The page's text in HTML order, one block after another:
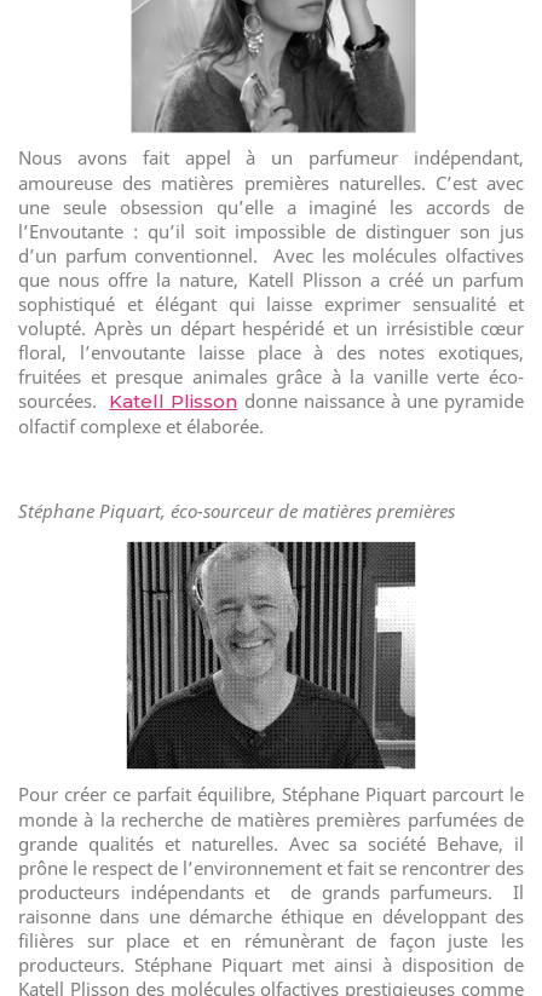
Nous avons fait appel à un parfumeur indépendant,
amoureuse des matières premières naturelles. C’est avec
une seule obsession qu’elle a imaginé les accords de
l’Envoutante : qu’il soit impossible de distinguer son jus
d’un parfum conventionnel.
Avec les molécules olfactives
que nous offre la nature, Katell Plisson a créé un parfum
sophistiqué et élégant qui laisse exprimer sensualité et
volupté. Après un départ hespéridé et un irrésistible cœur
floral, l’envoutante laisse place à des notes exotiques,
fruitées et presque animales grâce à la vanille verte éco-
sourcées.
Katell Plisson donne naissance à une pyramide
olfactif complexe et élaborée.
Stéphane Piquart, éco-sourceur de matières premières
Pour créer ce parfait équilibre, Stéphane Piquart parcourt le
monde à la recherche de matières premières parfumées de
grande qualités et naturelles. Avec sa société Behave, il
prône le respect de l’environnement et fait se rencontrer des
producteurs indépendants et
de grands parfumeurs.
Il
raisonne dans une démarche éthique en développant des
filières sur place et en rémunèrant de façon juste les
producteurs. Stéphane Piquart met ainsi à disposition de
Katell Plisson des molécules olfactives prestigieuses comme